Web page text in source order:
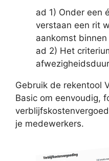
ad 1) Onder een
verstaan een rit
aankomst
ad 2) Het
Gebruik de rekentool
Basic om eenvoudig,
je medewerkers.